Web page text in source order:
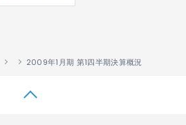
2009年1月期 第1四半期決算概況